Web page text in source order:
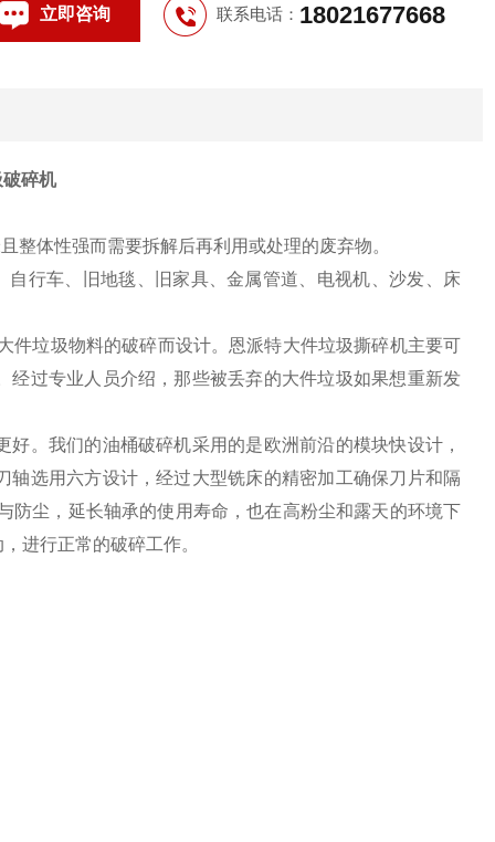
立即咨询 联系电话： 18021677668
碎机
体性强而需要拆解后再利用或处理的废弃物。
行车、旧地毯、旧家具、金属管道、电视机、沙发、床
垃圾物料的破碎而设计。恩派特大件垃圾撕碎机主要可
过专业人员介绍，那些被丢弃的大件垃圾如果想重新发
。我们的油桶破碎机采用的是欧洲前沿的模块快设计，
选用六方设计，经过大型铣床的精密加工确保刀片和隔
防尘，延长轴承的使用寿命，也在高粉尘和露天的环境下
进行正常的破碎工作。